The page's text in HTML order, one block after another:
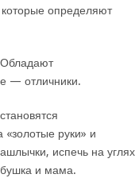
которые определяют
— отличники.
руки» и
испечь на углях
и мама.